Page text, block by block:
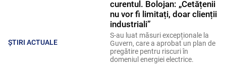
ȘTIRI ACTUALE
curentul. Bolojan: „Cetățenii
nu vor fi limitați, doar clienții
industriali”
S-au luat măsuri excepționale la
Guvern, care a aprobat un plan de
pregătire pentru riscuri în
domeniul energiei electrice.